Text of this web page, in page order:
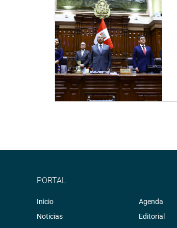
PORTAL
Inicio
Noticias
Agenda
Editorial